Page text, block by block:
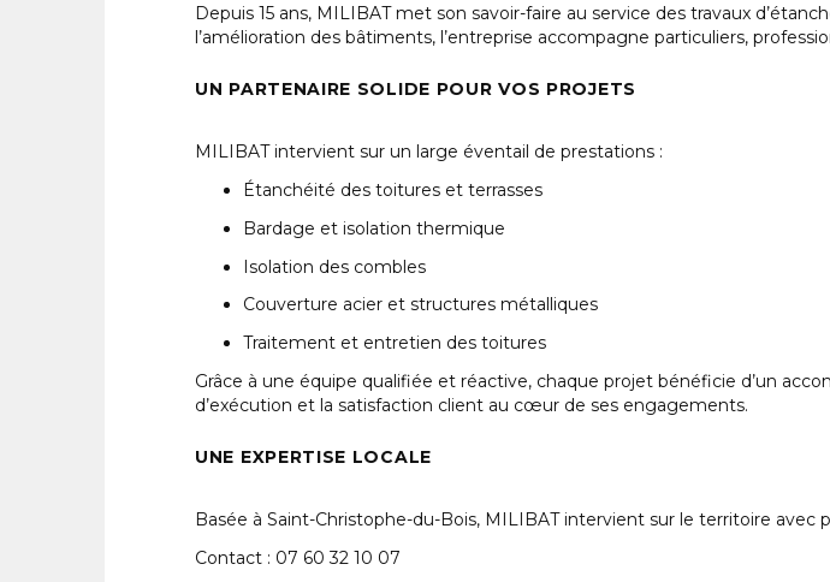
Depuis 15 ans, MILIBAT met son savoir-faire au service des travaux
l’amélioration des bâtiments, l’entreprise accompagne particuliers,
UN PARTENAIRE SOLIDE POUR VOS PROJETS
MILIBAT intervient sur un large éventail de prestations :
Étanchéité des toitures et terrasses
Bardage et isolation thermique
Isolation des combles
Couverture acier et structures métalliques
Traitement et entretien des toitures
Grâce à une équipe qualifiée et réactive, chaque projet bénéficie d’un
d’exécution et la satisfaction client au cœur de ses engagements.
UNE EXPERTISE LOCALE
Basée à Saint-Christophe-du-Bois, MILIBAT intervient sur le territoire avec
Contact : 07 60 32 10 07